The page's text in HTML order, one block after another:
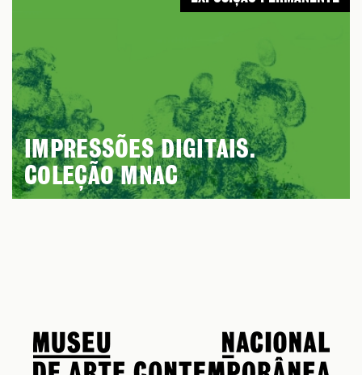
IMPRESSÕES DIGITAIS.
COLEÇÃO MNAC